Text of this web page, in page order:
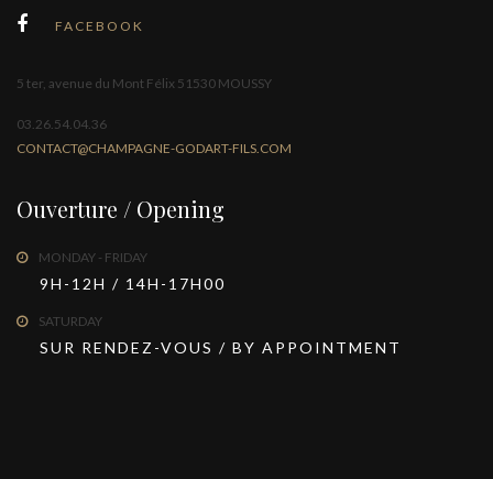
FACEBOOK
5 ter, avenue du Mont Félix 51530 MOUSSY
03.26.54.04.36
CONTACT@CHAMPAGNE-GODART-FILS.COM
Ouverture / Opening
MONDAY - FRIDAY
9H-12H / 14H-17H00
SATURDAY
SUR RENDEZ-VOUS / BY APPOINTMENT